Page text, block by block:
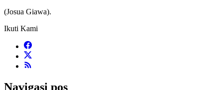
(Josua Giawa).
Ikuti Kami
Navigasi pos